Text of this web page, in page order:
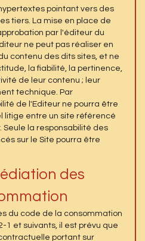
pointant vers des
tiers. La mise en place de
par l'éditeur du
ne peut pas réaliser en
contenu des dits sites, et ne
la fiabilité, la pertinence,
de leur contenu ; leur
technique. Par
de l'Editeur ne pourra être
litige entre un site référencé
Seule la responsabilité des
sur le Site pourra être
des
du code de la consommation
1 et suivants, il est prévu que
portant sur